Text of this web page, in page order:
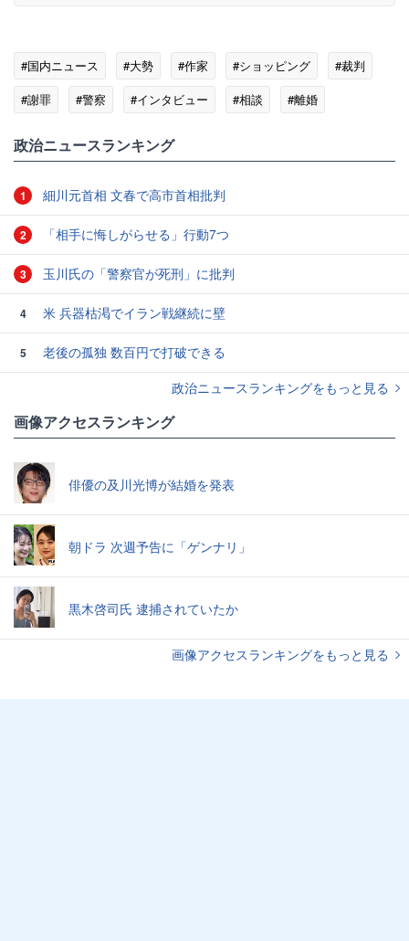
#国内ニュース #大勢 #作家 #ショッピング
#裁判
#謝罪
#警察 #インタビュー #相談 #離婚
政治ニュースランキング
1 細川元首相 文春で高市首相批判
2 「相手に悔しがらせる」行動7つ
3 玉川氏の「警察官が死刑」に批判
4 米 兵器枯渇でイラン戦継続に壁
5
老後の孤独 数百円で打破できる
政治ニュースランキングをもっと見る
画像アクセスランキング
俳優の及川光博が結婚を発表
朝ドラ 次週予告に「ゲンナリ」
黒木啓司氏 逮捕されていたか
画像アクセスランキングをもっと見る